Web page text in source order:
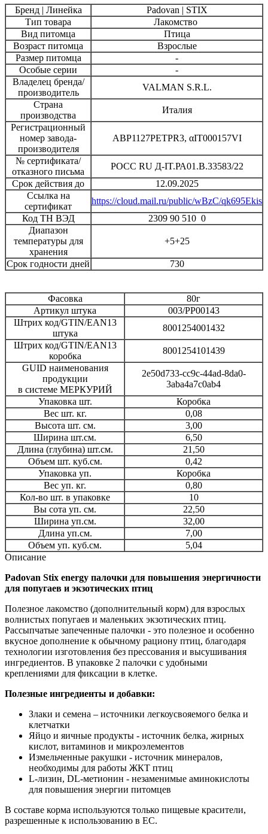
Бренд | Линейка
Padovan | STIX
Тип товара
Лакомство
Вид питомца
Птица
Возраст питомца
Взрослые
Размер питомца
-
Особые серии
-
Владелец бренда/
производитель
VALMAN S.R.L.
Страна
производства
Италия
Регистрационный
номер завода-
производителя
ABP1127PETPR3, αIT000157VI
№ сертификата/
отказного письма
РОСС RU Д-IT.РА01.В.33583/22
Срок действия до
12.09.2025
Ссылка на
сертификат
https://cloud.mail.ru/public/wBzC/qk695Ekis
Код ТН ВЭД
2309 90 510 0
Диапазон
температуры для
хранения
+5+25
Срок годности дней 730
Фасовка
80г
Артикул штука
003/PP00143
Штрих код/GTIN/EAN13
штука
8001254001432
Штрих код/GTIN/EAN13
коробка
8001254101439
GUID наименования
продукции
в системе МЕРКУРИЙ
2e50d733-cc9c-44ad-8da0-
3aba4a7c0ab4
Упаковка шт.
Коробка
Вес шт. кг.
0,08
Высота шт. см.
3,00
Ширина шт.см.
6,50
Длина (глубина) шт.см.
21,50
Объем шт. куб.см.
0,42
Упаковка уп.
Коробка
Вес уп. кг.
0,80
Кол-во шт. в упаковке
10
Вы сота уп. см.
22,50
Ширина уп.см.
32,00
Длина уп.см.
7,00
Объем уп. куб.см.
5,04
Описание
Padovan Stix energy палочки для повышения энергичности
для попугаев и экзотических птиц
Полезное лакомство (дополнительный корм) для взрослых
волнистых попугаев и маленьких экзотических птиц.
Рассыпчатые запеченные палочки - это полезное и особенно
вкусное дополнение к обычному рациону птиц, благодаря
технологии изготовления без прессования и высушивания
ингредиентов. В упаковке 2 палочки с удобными
креплениями для фиксации в клетке.
Полезные ингредиенты и добавки:
Злаки и семена – источники легкоусвояемого белка и
клетчатки
Яйцо и яичные продукты - источник белка, жирных
кислот, витаминов и микроэлементов
Измельченные ракушки - источник минералов,
необходимы для работы ЖКТ птиц
L-лизин, DL-метионин - незаменимые аминокислоты
для повышения энергии питомцев
В составе корма используются только пищевые красители,
разрешенные к использованию в ЕС.